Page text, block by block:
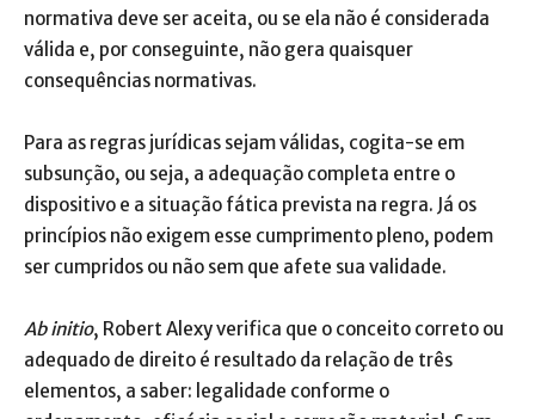
normativa deve ser aceita, ou se ela não é considerada
válida e, por conseguinte, não gera quaisquer
consequências normativas.
Para as regras jurídicas sejam válidas, cogita-se em
subsunção, ou seja, a adequação completa entre o
dispositivo e a situação fática prevista na regra. Já os
princípios não exigem esse cumprimento pleno, podem
ser cumpridos ou não sem que afete sua validade.
Ab initio, Robert Alexy verifica que o conceito correto ou
adequado de direito é resultado da relação de três
elementos, a saber: legalidade conforme o